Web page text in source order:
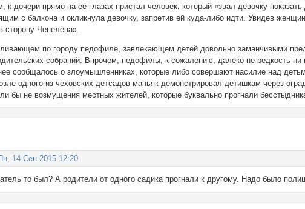
к дочери прямо на её глазах пристал человек, который «звал девочку
с балкона и окликнула девочку, запретив ей куда-либо идти. Увидев
сторону Чепелёва».
по городу педофиле, завлекающем детей довольно заманчивыми
собраний. Впрочем, педофилы, к сожалению, далеко не редкость
сообщалось о злоумышленниках, которые либо совершают насилие над
одного из чеховских детсадов маньяк демонстрировал детишкам через
бы не возмущения местных жителей, которые буквально прогнали
14 Сен 2015 12:20
то был? А родители от одного садика прогнали к другому. Надо было